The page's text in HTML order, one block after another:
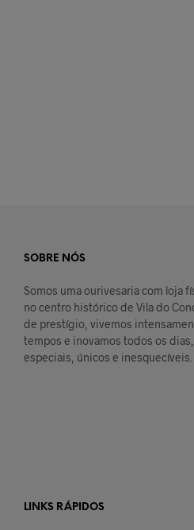
SOBRE NÓS
Somos uma ourivesaria com loja
no centro histórico de Vila do
de prestígio, vivemos
tempos e inovamos todos os
especiais, únicos e inesquecíveis.
LINKS RÁPIDOS